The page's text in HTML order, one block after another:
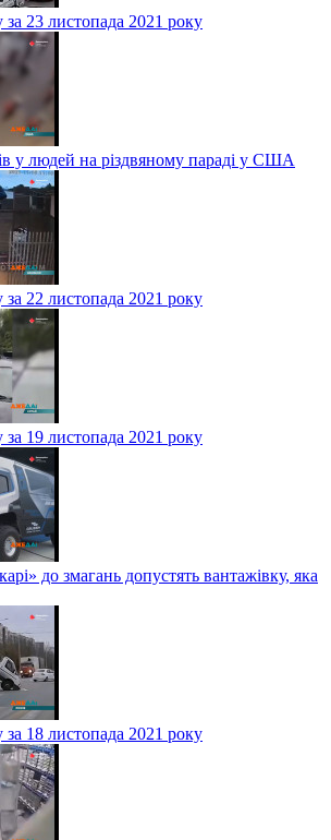
за 23 листопада 2021 року
у людей на різдвяному параді у США
за 22 листопада 2021 року
за 19 листопада 2021 року
до змагань допустять вантажівку, яка
за 18 листопада 2021 року